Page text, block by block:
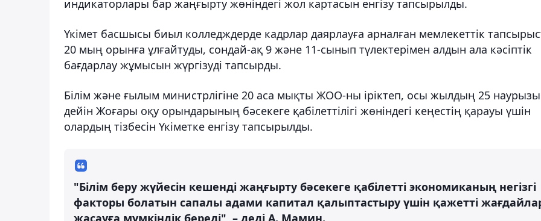
индикаторлары бар жаңғырту жөніндегі жол картасын енгізу тапсырылды.
Үкімет басшысы биыл колледждерде кадрлар даярлауға арналған мемлекеттік
20 мың орынға ұлғайтуды, сондай-ақ 9 және 11-сынып түлектерімен алдын ала кәсіптік
бағдарлау жұмысын жүргізуді тапсырды.
Білім және ғылым министрлігіне 20 аса мықты ЖОО-ны іріктеп, осы жылдың 25
дейін Жоғары оқу орындарының бәсекеге қабілеттілігі жөніндегі кеңестің қарауы үшін
олардың тізбесін Үкіметке енгізу тапсырылды.
"Білім беру жүйесін кешенді жаңғырту бәсекеге қабілетті экономиканың негізгі
факторы болатын сапалы адами капитал қалыптастыру үшін қажетті
жасауға мүмкіндік береді", – деді А. Мамин.